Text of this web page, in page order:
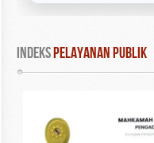
INDEKS PELAYANAN PUBLIK